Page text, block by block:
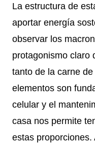
La estructura de
aportar energía
observar los
protagonismo claro
tanto de la carne
elementos son
celular y el
casa nos permite
estas